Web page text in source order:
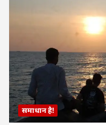
समाधान है!